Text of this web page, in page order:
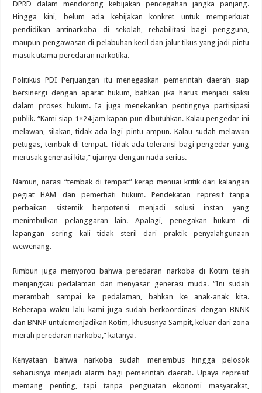
DPRD dalam mendorong kebijakan pencegahan jangka panjang.
Hingga kini, belum ada kebijakan konkret untuk memperkuat
pendidikan antinarkoba di sekolah, rehabilitasi bagi pengguna,
maupun pengawasan di pelabuhan kecil dan jalur tikus yang jadi pintu
masuk utama peredaran narkotika.
Politikus PDI Perjuangan itu menegaskan pemerintah daerah siap
bersinergi dengan aparat hukum, bahkan jika harus menjadi saksi
dalam proses hukum. Ia juga menekankan pentingnya partisipasi
publik. “Kami siap 1×24 jam kapan pun dibutuhkan. Kalau pengedar ini
melawan, silakan, tidak ada lagi pintu ampun. Kalau sudah melawan
petugas, tembak di tempat. Tidak ada toleransi bagi pengedar yang
merusak generasi kita,” ujarnya dengan nada serius.
Namun, narasi “tembak di tempat” kerap menuai kritik dari kalangan
pegiat HAM dan pemerhati hukum. Pendekatan represif tanpa
perbaikan sistemik berpotensi menjadi solusi instan yang
menimbulkan pelanggaran lain. Apalagi, penegakan hukum di
lapangan sering kali tidak steril dari praktik penyalahgunaan
wewenang.
Rimbun juga menyoroti bahwa peredaran narkoba di Kotim telah
menjangkau pedalaman dan menyasar generasi muda. “Ini sudah
merambah sampai ke pedalaman, bahkan ke anak-anak kita.
Beberapa waktu lalu kami juga sudah berkoordinasi dengan BNNK
dan BNNP untuk menjadikan Kotim, khususnya Sampit, keluar dari zona
merah peredaran narkoba,” katanya.
Kenyataan bahwa narkoba sudah menembus hingga pelosok
seharusnya menjadi alarm bagi pemerintah daerah. Upaya represif
memang penting, tapi tanpa penguatan ekonomi masyarakat,